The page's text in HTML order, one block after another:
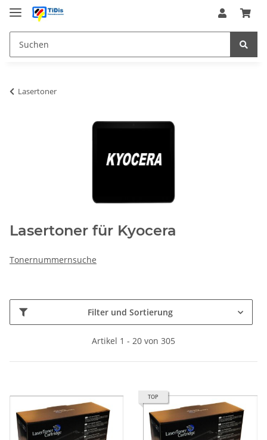
Lasertoner
Lasertoner für Kyocera
Tonernummernsuche
Filter und Sortierung
Artikel 1 - 20 von 305
TOP